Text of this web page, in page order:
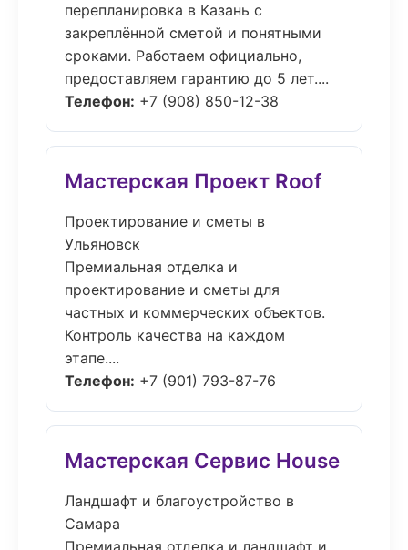
перепланировка в Казань с
закреплённой сметой и понятными
сроками. Работаем официально,
предоставляем гарантию до 5 лет....
Телефон: +7 (908) 850-12-38
Мастерская Проект Roof
Проектирование и сметы в
Ульяновск
Премиальная отделка и
проектирование и сметы для
частных и коммерческих объектов.
Контроль качества на каждом
этапе....
Телефон: +7 (901) 793-87-76
Мастерская Сервис House
Ландшафт и благоустройство в
Самара
Премиальная отделка и ландшафт и